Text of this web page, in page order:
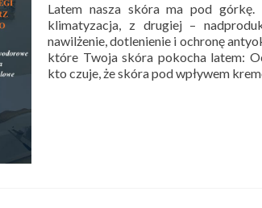
Latem nasza skóra ma pod
klimatyzacja, z drugiej –
nawilżenie, dotlenienie i ochronę
które Twoja skóra pokocha latem:
kto czuje, że skóra pod wpływem